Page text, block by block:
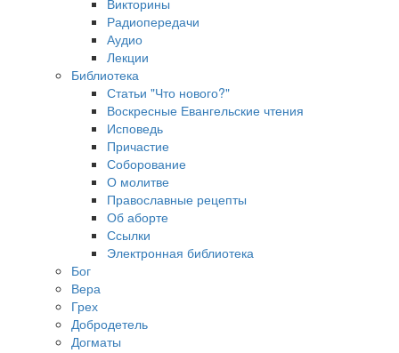
Викторины
Радиопередачи
Аудио
Лекции
Библиотека
Статьи "Что нового?"
Воскресные Евангельские чтения
Исповедь
Причастие
Соборование
О молитве
Православные рецепты
Об аборте
Ссылки
Электронная библиотека
Бог
Вера
Грех
Добродетель
Догматы